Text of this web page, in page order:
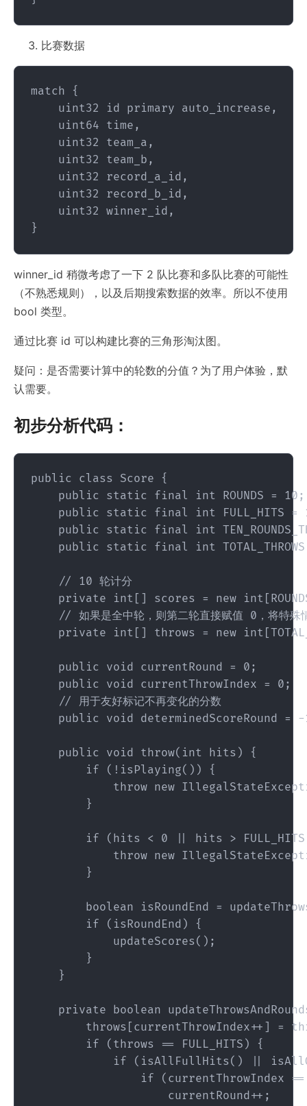
比赛数据
match {
    uint32 id primary auto_increase,
    uint64 time,
    uint32 team_a,
    uint32 team_b,
    uint32 record_a_id,
    uint32 record_b_id,
    uint32 winner_id,
winner_id 稍微考虑了一下 2 队比赛和多队比赛的可能性
（不熟悉规则），以及后期搜索数据的效率。所以不使用
bool 类型。
通过比赛 id 可以构建比赛的三角形淘汰图。
疑问：是否需要计算中的轮数的分值？为了用户体验，默
认需要。
初步分析代码：
public class Score {
    public static final int ROUNDS = 10;
public static final int FULL_HITS =
public static final int
public static final int
    // 10 轮计分
private int[] scores = new
// 如果是全中轮，则第二轮直接赋值 0，将特
private int[] throws = new
    public void currentRound = 0;
    public void currentThrowIndex = 0;
    // 用于友好标记不再变化的分数
public void determinedScoreRound =
    public void throw(int hits) {
        if (!isPlaying()) {
throw new
        }
if (hits < 0 || hits >
throw new
        }
boolean isRoundEnd =
        if (isRoundEnd) {
            updateScores();
        }
    }
private boolean
throws[currentThrowIndex++] =
        if (throws == FULL_HITS) {
if (isAllFullHits() ||
if (currentThrowIndex
                    currentRound++;